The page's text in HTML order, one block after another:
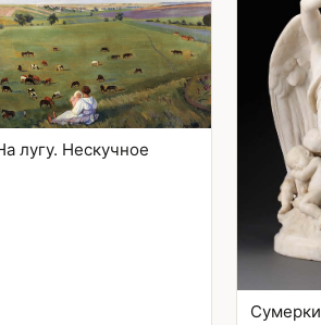
лугу. Нескучное
Сумерки